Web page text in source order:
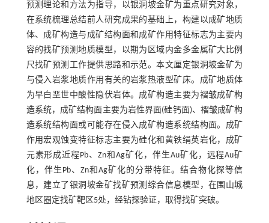
预测理论和方法为指导，以银洞坡金矿为重点研究对象，
在系统梳理总结前人研究成果的基础上，构建以成矿地质
体、成矿构造与成矿结构面和成矿作用特征标志为主要内
容的找矿预测地质模型，以期为区域内金多金属矿大比例
尺找矿预测工作提供思路和示范。本文厘定银洞坡金矿为
与侵入岩浆地质作用有关的岩浆热液型矿床。成矿地质体
为早白垩世中酸性隐伏岩体。成矿构造主要为褶皱成矿构
造系统，成矿结构面主要为岩性界面(硅钙面)、褶皱成矿构
造系统结构面或可能存在侵入成矿构造系统结构面。成矿
作用宏观蚀变特征标志主要为硅化和黄铁绢英岩化，成矿
元素形成近程Pb、Zn和Ag矿化，伴生Au矿化，远程Au矿
化，伴生Pb、Zn和Ag矿化的分带特征。结合物化探等信
息，建立了银洞坡金矿找矿预测综合信息模型，在围山城
地区圈定找矿靶区5处，经钻探验证，取得找矿突破。